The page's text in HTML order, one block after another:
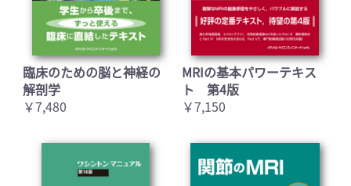
臨床のための脳と神経の
解剖学
￥7,480
MRIの基本パワーテキス
ト 第4版
￥7,150